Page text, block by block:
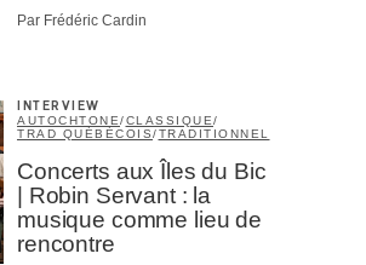
Par Frédéric Cardin
INTERVIEW
AUTOCHTONE/CLASSIQUE/
TRAD QUÉBÉCOIS/TRADITIONNEL
Concerts aux Îles du Bic
| Robin Servant : la
musique comme lieu de
rencontre